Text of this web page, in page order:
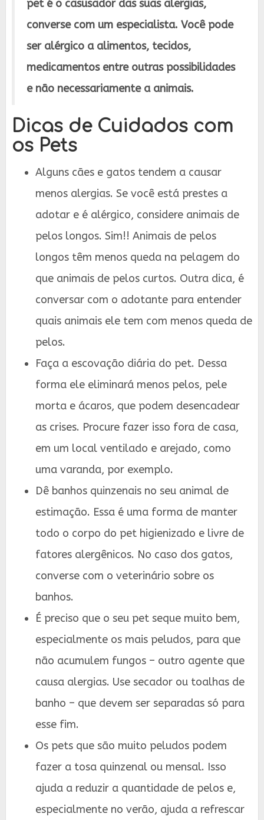
pet é o casusador das suas alergias,
converse com um especialista. Você pode
ser alérgico a alimentos, tecidos,
medicamentos entre outras possibilidades
e não necessariamente a animais.
Dicas de Cuidados com
os Pets
Alguns cães e gatos tendem a causar
menos alergias. Se você está prestes a
adotar e é alérgico, considere animais de
pelos longos. Sim!! Animais de pelos
longos têm menos queda na pelagem do
que animais de pelos curtos. Outra dica, é
conversar com o adotante para entender
quais animais ele tem com menos queda de
pelos.
Faça a escovação diária do pet. Dessa
forma ele eliminará menos pelos, pele
morta e ácaros, que podem desencadear
as crises. Procure fazer isso fora de casa,
em um local ventilado e arejado, como
uma varanda, por exemplo.
Dê banhos quinzenais no seu animal de
estimação. Essa é uma forma de manter
todo o corpo do pet higienizado e livre de
fatores alergênicos. No caso dos gatos,
converse com o veterinário sobre os
banhos.
É preciso que o seu pet seque muito bem,
especialmente os mais peludos, para que
não acumulem fungos – outro agente que
causa alergias. Use secador ou toalhas de
banho – que devem ser separadas só para
esse fim.
Os pets que são muito peludos podem
fazer a tosa quinzenal ou mensal. Isso
ajuda a reduzir a quantidade de pelos e,
especialmente no verão, ajuda a refrescar